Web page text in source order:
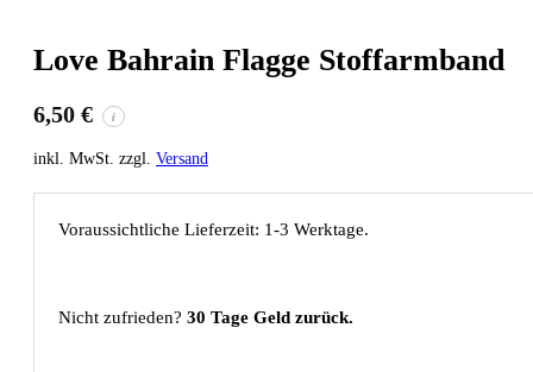
Love Bahrain Flagge Stoffarmband
6,50 € i
inkl. MwSt. zzgl. Versand
Voraussichtliche Lieferzeit: 1-3 Werktage.
Nicht zufrieden? 30 Tage Geld zurück.